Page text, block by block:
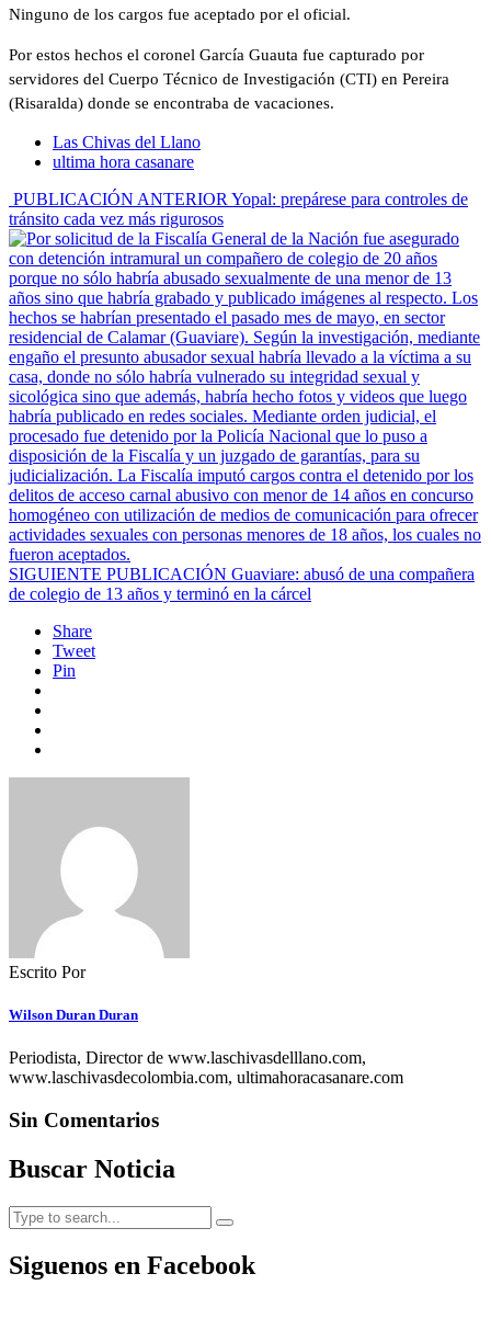
Ninguno de los cargos fue aceptado por el oficial.
Por estos hechos el coronel García Guauta fue capturado por
servidores del Cuerpo Técnico de Investigación (CTI) en Pereira
(Risaralda) donde se encontraba de vacaciones.
Las Chivas del Llano
ultima hora casanare
PUBLICACIÓN ANTERIOR Yopal: prepárese para controles de
tránsito cada vez más rigurosos
SIGUIENTE PUBLICACIÓN Guaviare: abusó de una compañera
de colegio de 13 años y terminó en la cárcel
Share
Tweet
Pin
Escrito Por
Wilson Duran Duran
Periodista, Director de www.laschivasdelllano.com,
www.laschivasdecolombia.com, ultimahoracasanare.com
Sin Comentarios
Buscar Noticia
Siguenos en Facebook